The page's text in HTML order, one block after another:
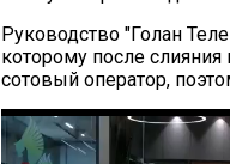
Руководство "Голан
которому после
сотовый оператор,